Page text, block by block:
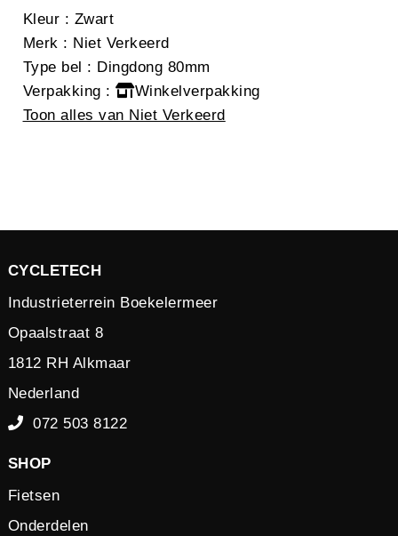
Kleur : Zwart
Merk : Niet Verkeerd
Type bel : Dingdong 80mm
Verpakking :
Winkelverpakking
Toon alles van Niet Verkeerd
CYCLETECH
Industrieterrein Boekelermeer
Opaalstraat 8
1812 RH Alkmaar
Nederland
072 503 8122
SHOP
Fietsen
Onderdelen